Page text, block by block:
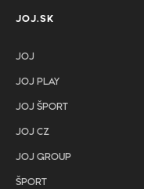
JOJ.SK
JOJ
JOJ PLAY
JOJ ŠPORT
JOJ CZ
JOJ GROUP
ŠPORT